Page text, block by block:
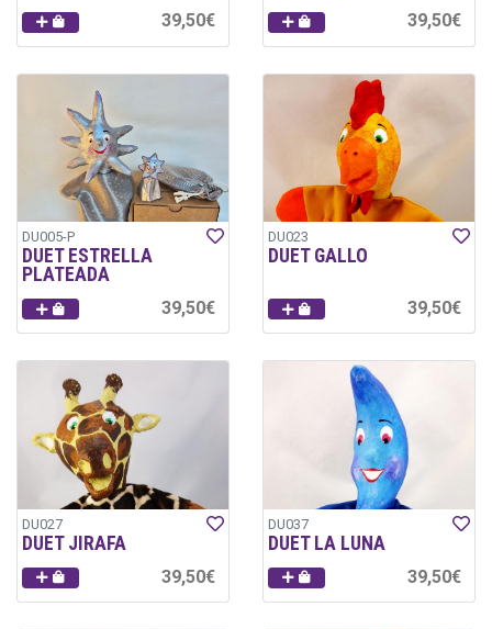
39,50€ 39,50€
DU005-P
DUET ESTRELLA
PLATEADA
39,50€
DU023
DUET GALLO
39,50€
DU027
DUET JIRAFA
39,50€
DU037
DUET LA LUNA
39,50€